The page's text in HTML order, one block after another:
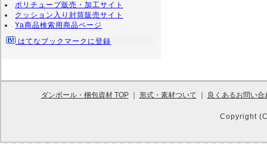
ポリチューブ販売・加工サイト
クッション入り封筒販売サイト
Ya商品検索用商品ページ
はてなブックマークに登録
ダンボール・梱包資材 TOP｜ 形式・素材ついて 良くあるお問い合
Copyright